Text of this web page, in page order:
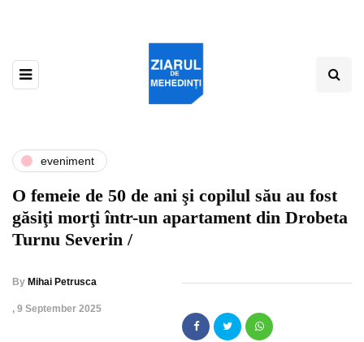
eveniment
O femeie de 50 de ani şi copilul său au fost
găsiţi morţi într-un apartament din Drobeta
Turnu Severin /
By Mihai Petrusca
, 9 September 2025